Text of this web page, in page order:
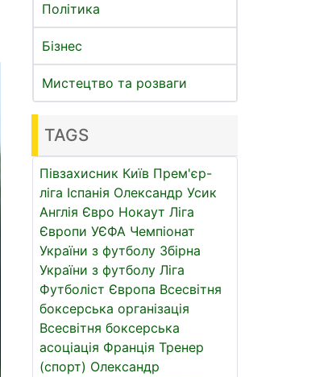
Політика
Бізнес
Мистецтво та розваги
TAGS
Півзахисник Київ Прем'єр-
ліга Іспанія Олександр Усик
Англія Євро Нокаут Ліга
Європи УЄФА Чемпіонат
України з футболу Збірна
України з футболу Ліга
Футболіст Європа Всесвітня
боксерська організація
Всесвітня боксерська
асоціація Франція Тренер
(спорт) Олександр